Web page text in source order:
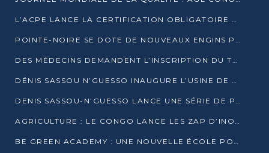
L’ACPE LANCE LA CERTIFICATION OBLIGATOIRE DES CONTRATS DE TRAVAIL DES TRANSPORTEURS
POINTE-NOIRE SE DOTE DE NOUVEAUX ENGINS POUR L’ASSAINISSEMENT ET L’ENTRETIEN ROUTIER
DES MÉDECINS DEMANDENT L’INSCRIPTION DU TRAITEMENT DU PIED-BOT DANS LES CURSUS UNIVERSITAIRES
DÉNIS SASSOU N’GUESSO INAUGURE L’USINE DE VALORISATION DU GAZ ASSOCIÉ
DENIS SASSOU-N’GUESSO LANCE UNE SÉRIE DE PROJETS DANS LE KOUILOU
AGRICULTURE : LE CONGO LANCE LES ZAP D’INONI ET YONO
BE GREEN ACADEMY : UNE NOUVELLE ÉCOLE POUR LES MÉTIERS DE L’ÉCOLOGIE À POINTE-NOIRE